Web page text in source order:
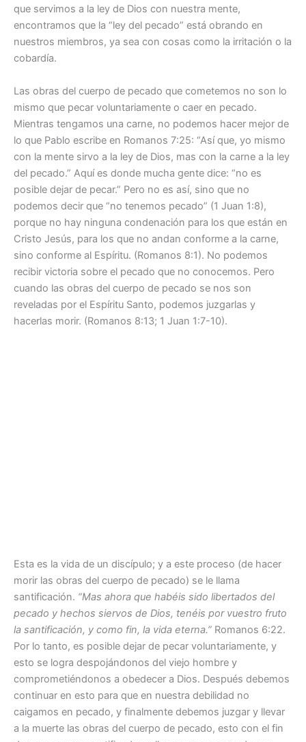
que servimos a la ley de Dios con nuestra mente,
encontramos que la “ley del pecado” está obrando en
nuestros miembros, ya sea con cosas como la irritación o la
cobardía.
Las obras del cuerpo de pecado que cometemos no son lo
mismo que pecar voluntariamente o caer en pecado.
Mientras tengamos una carne, no podemos hacer mejor de
lo que Pablo escribe en Romanos 7:25: “Así que, yo mismo
con la mente sirvo a la ley de Dios, mas con la carne a la ley
del pecado.” Aquí es donde mucha gente dice: “no es
posible dejar de pecar.” Pero no es así, sino que no
podemos decir que “no tenemos pecado” (1 Juan 1:8),
porque no hay ninguna condenación para los que están en
Cristo Jesús, para los que no andan conforme a la carne,
sino conforme al Espíritu. (Romanos 8:1). No podemos
recibir victoria sobre el pecado que no conocemos. Pero
cuando las obras del cuerpo de pecado se nos son
reveladas por el Espíritu Santo, podemos juzgarlas y
hacerlas morir. (Romanos 8:13; 1 Juan 1:7-10).
Esta es la vida de un discípulo; y a este proceso (de hacer
morir las obras del cuerpo de pecado) se le llama
santificación. “Mas ahora que habéis sido libertados del
pecado y hechos siervos de Dios, tenéis por vuestro fruto
la santificación, y como fin, la vida eterna.” Romanos 6:22.
Por lo tanto, es posible dejar de pecar voluntariamente, y
esto se logra despojándonos del viejo hombre y
comprometiéndonos a obedecer a Dios. Después debemos
continuar en esto para que en nuestra debilidad no
caigamos en pecado, y finalmente debemos juzgar y llevar
a la muerte las obras del cuerpo de pecado, esto con el fin